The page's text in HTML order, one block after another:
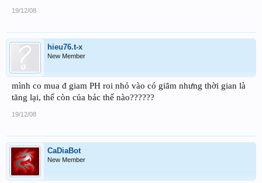
19/12/08
hieu76.t-x
New Member
mình co mua đ giam PH roi nhỏ vào có giãm nhưng thời gian là
tăng lại, thế còn của bác thế nào??????
19/12/08
CaDiaBot
New Member